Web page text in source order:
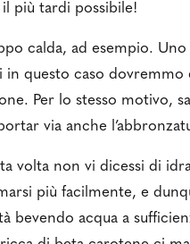
più tardi possibile!
calda, ad esempio. Uno
questo caso
Per lo stesso motivo,
via anche
volta non vi dicessi di
più facilmente, e
bevendo acqua a